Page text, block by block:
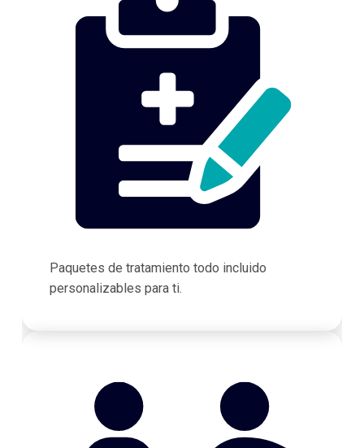
Paquetes de tratamiento todo incluido
personalizables para ti.